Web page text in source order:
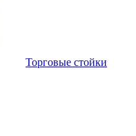
Торговые стойки